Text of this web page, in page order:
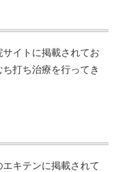
イトに掲載されてお
打ち治療を行ってき
キテンに掲載されて